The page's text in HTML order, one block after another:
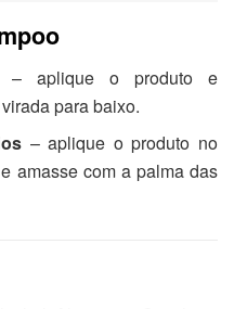
– aplique o produto e
para baixo.
– aplique o produto no
amasse com a palma das